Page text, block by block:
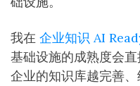
我在 企业知识 AI
基础设施的成熟度会直
企业的知识库越完善